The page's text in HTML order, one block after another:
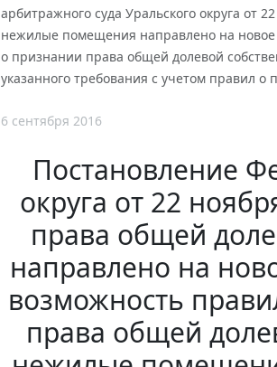
арбитражного суда Уральского округа от
нежилые помещения направлено на новое
о признании права общей долевой
указанного требования с учетом правил о
6 сентября 2016
Постановление
округа от 22
права общей
направлено на
возможность
права общей